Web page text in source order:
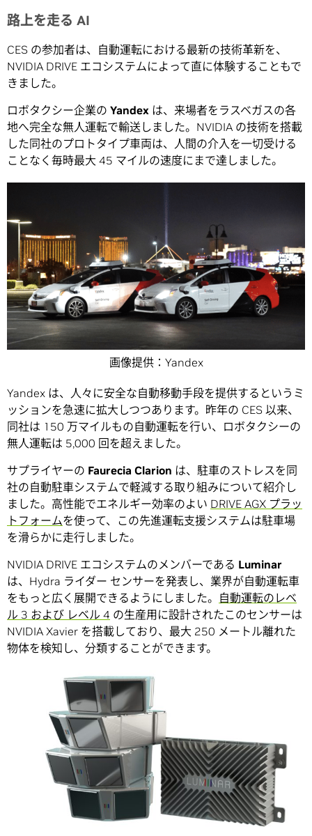
路上を走る AI
CES の参加者は、自動運転における最新の技術革新を、
NVIDIA DRIVE エコシステムによって直に体験することもで
きました。
ロボタクシー企業の Yandex は、来場者をラスベガスの各
地へ完全な無人運転で輸送しました。NVIDIA の技術を搭載
した同社のプロトタイプ車両は、人間の介入を一切受ける
ことなく毎時最大 45 マイルの速度にまで達しました。
画像提供：Yandex
Yandex は、人々に安全な自動移動手段を提供するというミ
ッションを急速に拡大しつつあります。昨年の CES 以来、
同社は 150 万マイルもの自動運転を行い、ロボタクシーの
無人運転は 5,000 回を超えました。
サプライヤーの Faurecia Clarion は、駐車のストレスを同
社の自動駐車システムで軽減する取り組みについて紹介し
ました。高性能でエネルギー効率のよい DRIVE AGX プラッ
トフォームを使って、この先進運転支援システムは駐車場
を滑らかに走行しました。
NVIDIA DRIVE エコシステムのメンバーである Luminar
は、Hydra ライダー センサーを発表し、業界が自動運転車
をもっと広く展開できるようにしました。 自動運転のレベ
ル 3 および レベル 4 の生産用に設計されたこのセンサーは
NVIDIA Xavier を搭載しており、最大 250 メートル離れた
物体を検知し、分類することができます。